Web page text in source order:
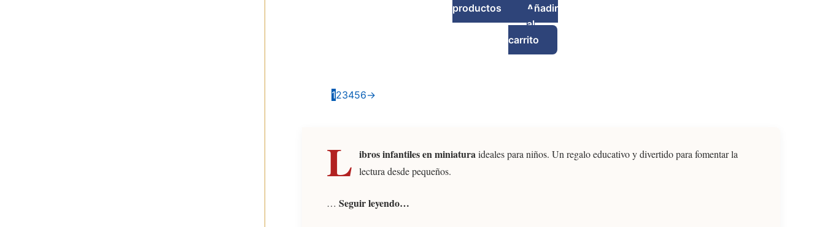
productos
Añadir
al
carrito
123456→
L ibros infantiles en miniaturaideales para niños. Un regalo educativo y divertido para fomentar la
lectura desde pequeños.
… Seguir leyendo…